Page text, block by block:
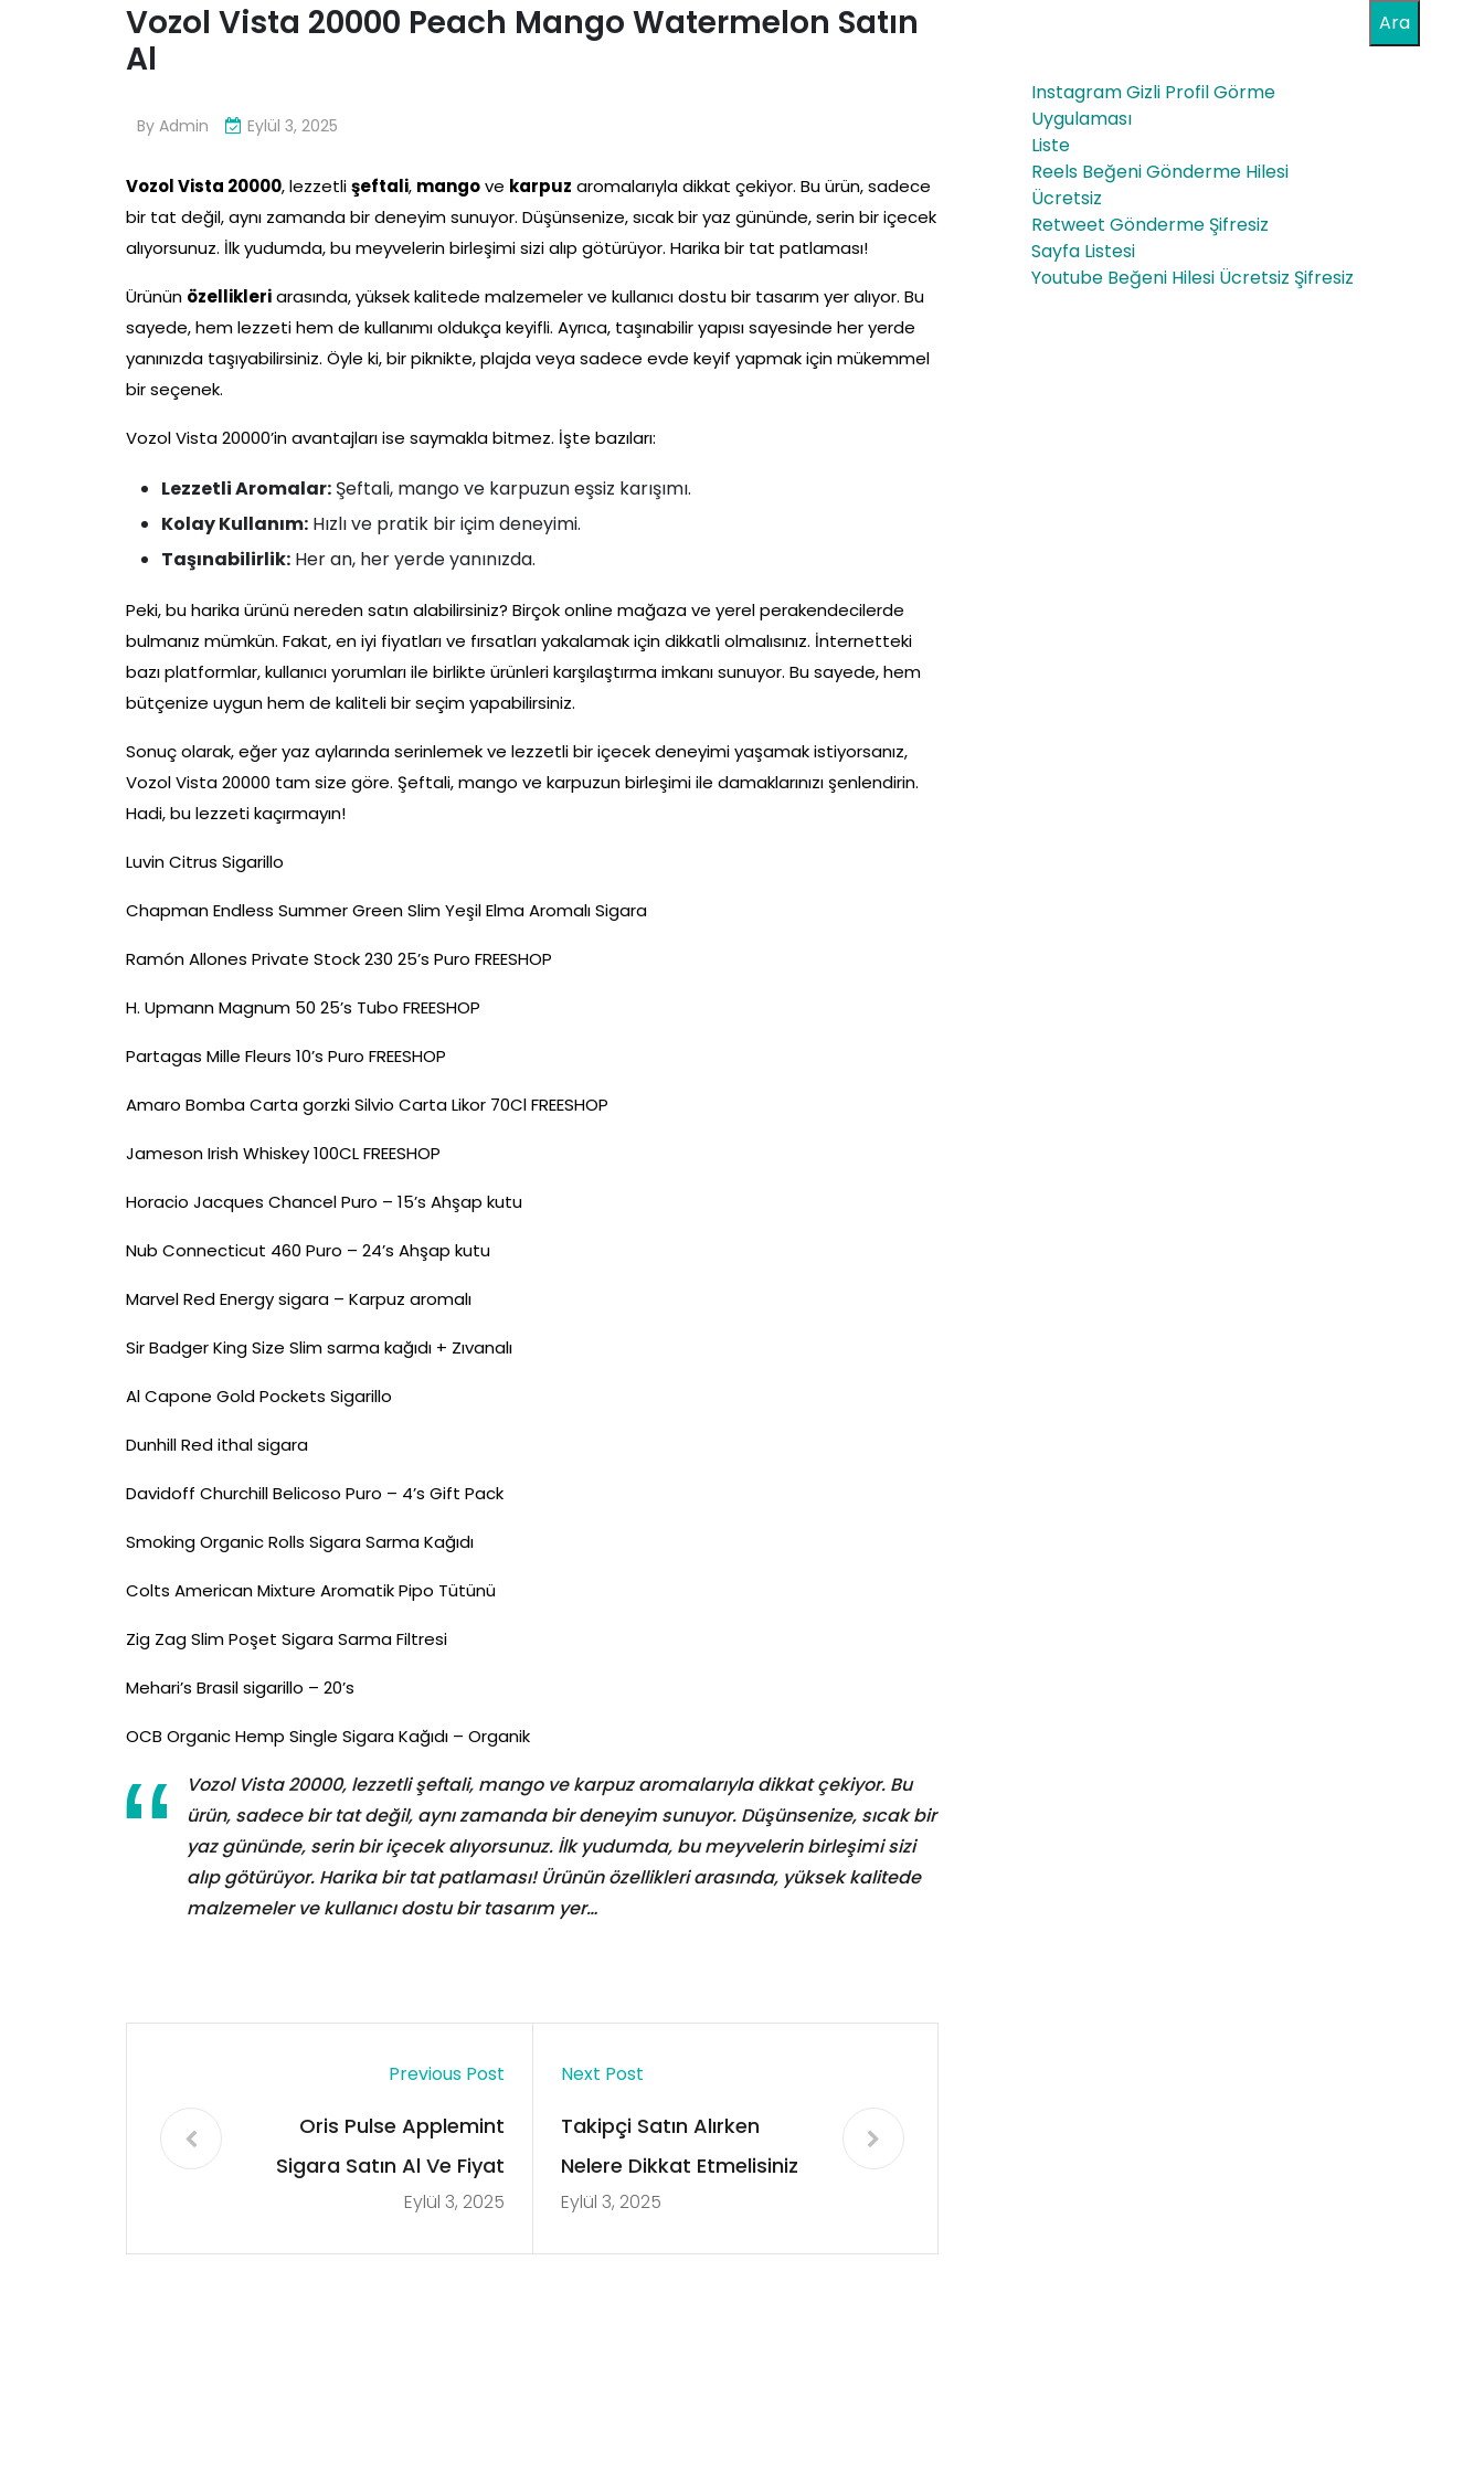
Vozol Vista 20000 Peach Mango Watermelon Satın
Al
By Admin Eylül 3, 2025
Vozol Vista 20000, lezzetlişeftali, mangove karpuz aromalarıyla dikkat çekiyor. Bu ürün, sadece
bir tat değil, aynı zamanda bir deneyim sunuyor. Düşünsenize, sıcak bir yaz gününde, serin bir içecek
alıyorsunuz. İlk yudumda, bu meyvelerin birleşimi sizi alıp götürüyor. Harika bir tat patlaması!
Ürünün özellikleriarasında, yüksek kalitede malzemeler ve kullanıcı dostu bir tasarım yer alıyor. Bu
sayede, hem lezzeti hem de kullanımı oldukça keyifli. Ayrıca, taşınabilir yapısı sayesinde her yerde
yanınızda taşıyabilirsiniz. Öyle ki, bir piknikte, plajda veya sadece evde keyif yapmak için mükemmel
bir seçenek.
Vozol Vista 20000’in avantajları ise saymakla bitmez. İşte bazıları:
Lezzetli Aromalar: Şeftali, mango ve karpuzun eşsiz karışımı.
Kolay Kullanım: Hızlı ve pratik bir içim deneyimi.
Taşınabilirlik: Her an, her yerde yanınızda.
Peki, bu harika ürünü nereden satın alabilirsiniz? Birçok online mağaza ve yerel perakendecilerde
bulmanız mümkün. Fakat, en iyi fiyatları ve fırsatları yakalamak için dikkatli olmalısınız. İnternetteki
bazı platformlar, kullanıcı yorumları ile birlikte ürünleri karşılaştırma imkanı sunuyor. Bu sayede, hem
bütçenize uygun hem de kaliteli bir seçim yapabilirsiniz.
Sonuç olarak, eğer yaz aylarında serinlemek ve lezzetli bir içecek deneyimi yaşamak istiyorsanız,
Vozol Vista 20000 tam size göre. Şeftali, mango ve karpuzun birleşimi ile damaklarınızı şenlendirin.
Hadi, bu lezzeti kaçırmayın!
Luvin Citrus Sigarillo
Chapman Endless Summer Green Slim Yeşil Elma Aromalı Sigara
Ramón Allones Private Stock 230 25’s Puro FREESHOP
H. Upmann Magnum 50 25’s Tubo FREESHOP
Partagas Mille Fleurs 10’s Puro FREESHOP
Amaro Bomba Carta gorzki Silvio Carta Likor 70Cl FREESHOP
Jameson Irish Whiskey 100CL FREESHOP
Horacio Jacques Chancel Puro – 15’s Ahşap kutu
Nub Connecticut 460 Puro – 24’s Ahşap kutu
Marvel Red Energy sigara – Karpuz aromalı
Sir Badger King Size Slim sarma kağıdı + Zıvanalı
Al Capone Gold Pockets Sigarillo
Dunhill Red ithal sigara
Davidoff Churchill Belicoso Puro – 4’s Gift Pack
Smoking Organic Rolls Sigara Sarma Kağıdı
Colts American Mixture Aromatik Pipo Tütünü
Zig Zag Slim Poşet Sigara Sarma Filtresi
Mehari’s Brasil sigarillo – 20’s
OCB Organic Hemp Single Sigara Kağıdı – Organik
Vozol Vista 20000, lezzetli şeftali, mango ve karpuz aromalarıyla dikkat çekiyor. Bu
ürün, sadece bir tat değil, aynı zamanda bir deneyim sunuyor. Düşünsenize, sıcak bir
yaz gününde, serin bir içecek alıyorsunuz. İlk yudumda, bu meyvelerin birleşimi sizi
alıp götürüyor. Harika bir tat patlaması! Ürünün özellikleri arasında, yüksek kalitede
malzemeler ve kullanıcı dostu bir tasarım yer…
Previous Post
Oris Pulse Applemint
Sigara Satın Al Ve Fiyat
Eylül 3, 2025
Next Post
Takipçi Satın Alırken
Nelere Dikkat Etmelisiniz
Eylül 3, 2025
Ara
Instagram Gizli Profil Görme
Uygulaması
Liste
Reels Beğeni Gönderme Hilesi
Ücretsiz
Retweet Gönderme Şifresiz
Sayfa Listesi
Youtube Beğeni Hilesi Ücretsiz Şifresiz